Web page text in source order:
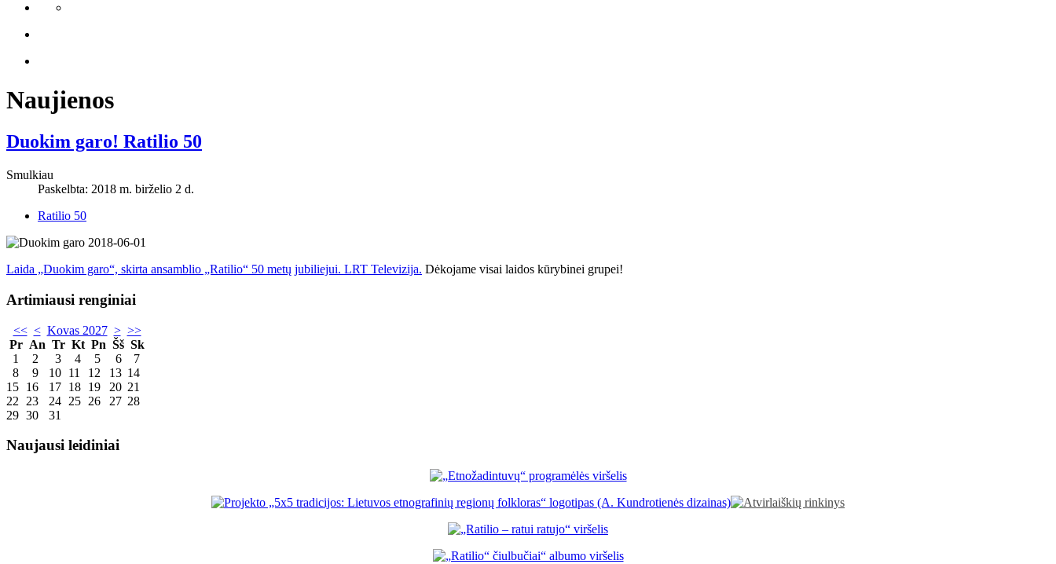
Naujienos
Duokim garo! Ratilio 50
Smulkiau
Paskelbta: 2018 m. birželio 2 d.
Ratilio 50
Laida „Duokim garo“, skirta ansamblio „Ratilio“ 50 metų jubiliejui. LRT Televizija. Dėkojame visai laidos kūrybinei grupei!
Artimiausi renginiai
<< < Kovas 2027 > >>
Pr An Tr Kt Pn Šš Sk
1
2 3 4 5 6
7
8
9 10 11 12 13 14
15 16 17 18 19 20 21
22
23 24 25 26 27 28
29 30 31
Naujausi leidiniai